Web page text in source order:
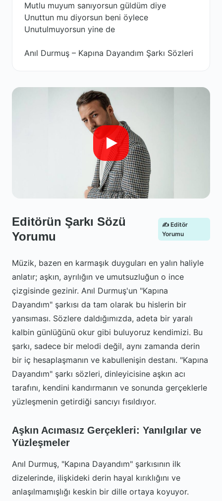
Mutlu muyum sanıyorsun güldüm diye
Unuttun mu diyorsun beni öylece
Unutulmuyorsun yine de
Anıl Durmuş – Kapına Dayandım Şarkı Sözleri
Editörün Şarkı Sözü
Yorumu
✍️ Editör
Yorumu
Müzik, bazen en karmaşık duyguları en yalın haliyle
anlatır; aşkın, ayrılığın ve umutsuzluğun o ince
çizgisinde gezinir. Anıl Durmuş'un "Kapına
Dayandım" şarkısı da tam olarak bu hislerin bir
yansıması. Sözlere daldığımızda, adeta bir yaralı
kalbin günlüğünü okur gibi buluyoruz kendimizi. Bu
şarkı, sadece bir melodi değil, aynı zamanda derin
bir iç hesaplaşmanın ve kabullenişin destanı. "Kapına
Dayandım" şarkı sözleri, dinleyicisine aşkın acı
tarafını, kendini kandırmanın ve sonunda gerçeklerle
yüzleşmenin getirdiği sancıyı fısıldıyor.
Aşkın Acımasız Gerçekleri: Yanılgılar ve
Yüzleşmeler
Anıl Durmuş, "Kapına Dayandım" şarkısının ilk
dizelerinde, ilişkideki derin hayal kırıklığını ve
anlaşılmamışlığı keskin bir dille ortaya koyuyor.